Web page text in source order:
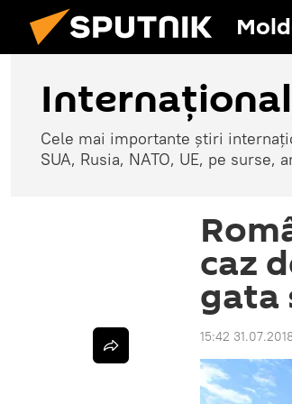
Internaţional
Cele mai importante știri
SUA, Rusia, NATO, UE, pe surse,
caz
gata
15:42